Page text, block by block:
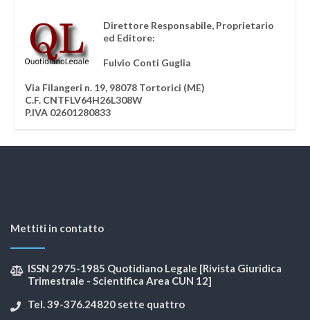
Direttore Responsabile, Proprietario
ed Editore:
Fulvio Conti Guglia
Via Filangeri n. 19, 98078 Tortorici (ME)
C.F. CNTFLV64H26L308W
P.IVA 02601280833
Mettiti in contatto
ISSN 2975-1985 Quotidiano Legale [Rivista Giuridica
Trimestrale - Scientifica Area CUN 12]
Tel. 39-376.24820 sette quattro